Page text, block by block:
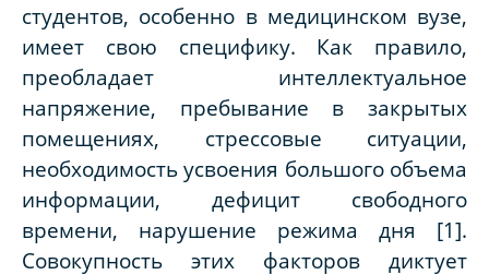
студентов, особенно в медицинском вузе,
имеет свою специфику. Как правило,
преобладает интеллектуальное
напряжение, пребывание в закрытых
помещениях, стрессовые ситуации,
необходимость усвоения большого объема
информации, дефицит свободного
времени, нарушение режима дня [1].
Совокупность этих факторов диктует